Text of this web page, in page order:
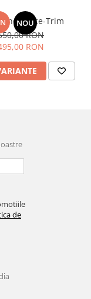
NOULace-Trim
RON
RON
de